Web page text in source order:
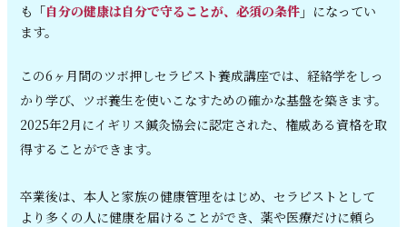
も 「自分の健康は自分で守ることが、必須の条件 」 になってい
ます。
この6ヶ月間のツボ押しセラピスト養成講座では、 経絡学をしっ
かり学び、ツボ養生を使いこなすための確かな基盤を築きます。
2025年2月にイギリス鍼灸協会に認定された、権威ある資格を取
得することができます。
卒業後は、本人と家族の健康管理をはじめ、 セラピストとして
より多くの人に健康を届けることができ、薬や医療だけに頼ら